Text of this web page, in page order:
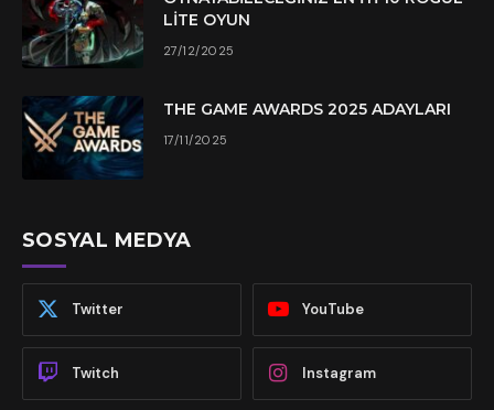
LITE OYUN
27/12/2025
THE GAME AWARDS 2025 ADAYLARI
17/11/2025
SOSYAL MEDYA
Twitter YouTube
Twitch Instagram